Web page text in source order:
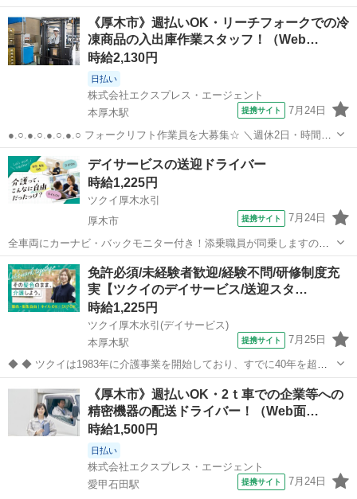
応募くださいね♪ ≪ほぼ定時で帰れる≫ 時間をしっかり確保できる、
残業基本ナシのお仕事♪ オンとオフをきっちり切り替えたい方にオス
スメ！ ≪未経験の方も大カ...
神奈川 厚木市 本厚木駅 倉庫
《厚木市》週払いOK・リーチフォークでの冷
凍商品の入出庫作業スタッフ！（Web…
時給2,130円
日払い
株式会社エクスプレス・エージェント
本厚木駅
提携サイト 7月24日
●.○.●.○.●.○.●.○ フォークリフト作業員を大募集☆ ＼週休2日・時間外
勤務ほぼ無し／ メリハリのある勤務が可能です◎ 短期のお仕事となり
ますので ご応募はお早めに☆ ●.○.●.○.●.○.●.○ ——————...
神奈川 本厚木駅 ドライバー
デイサービスの送迎ドライバー
時給1,225円
ツクイ厚木水引
厚木市
提携サイト 7月24日
全車両にカーナビ・バックモニター付き！添乗職員が同乗しますので
安心して始められます。 ※デイサービスを利用されるお客様の送迎
業務 ※専用車両(キャラバン・ハイエース)の運転、各種点検 ※乗
降時の介護補助(歩行介助・車い...
神奈川 厚木市 ドライバー
免許必須/未経験者歓迎/経験不問/研修制度充
実【ツクイのデイサービス/送迎スタ…
時給1,225円
ツクイ厚木水引(デイサービス)
本厚木駅
提携サイト 7月25日
◆ ◆ ツクイは1983年に介護事業を開始しており、すでに40年を超え
る歴史を有しています。デイサービスでは業界トップクラス！ ◆グル
ープ会社の経営管理 ◆在宅介護サービス:デイサービス/訪問介護/訪問
入浴/訪問看護/...
神奈川 厚木市 本厚木駅 その他
《厚木市》週払いOK・2ｔ車での企業等への
精密機器の配送ドライバー！（Web面…
時給1,500円
日払い
株式会社エクスプレス・エージェント
愛甲石田駅
提携サイト 7月24日